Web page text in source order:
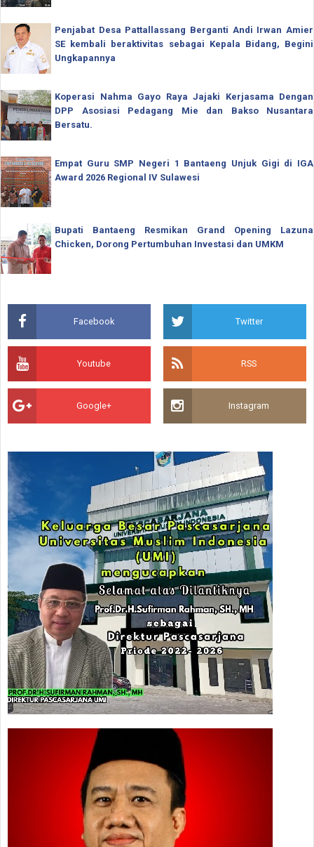
Penjabat Desa Pattallassang Berganti Andi Irwan Amier
SE kembali beraktivitas sebagai Kepala Bidang, Begini
Ungkapannya
Koperasi Nahma Gayo Raya Jajaki Kerjasama Dengan
DPP Asosiasi Pedagang Mie dan Bakso Nusantara
Bersatu.
Empat Guru SMP Negeri 1 Bantaeng Unjuk Gigi di IGA
Award 2026 Regional IV Sulawesi
Bupati Bantaeng Resmikan Grand Opening Lazuna
Chicken, Dorong Pertumbuhan Investasi dan UMKM
Facebook Twitter
Youtube RSS
Google+ Instagram